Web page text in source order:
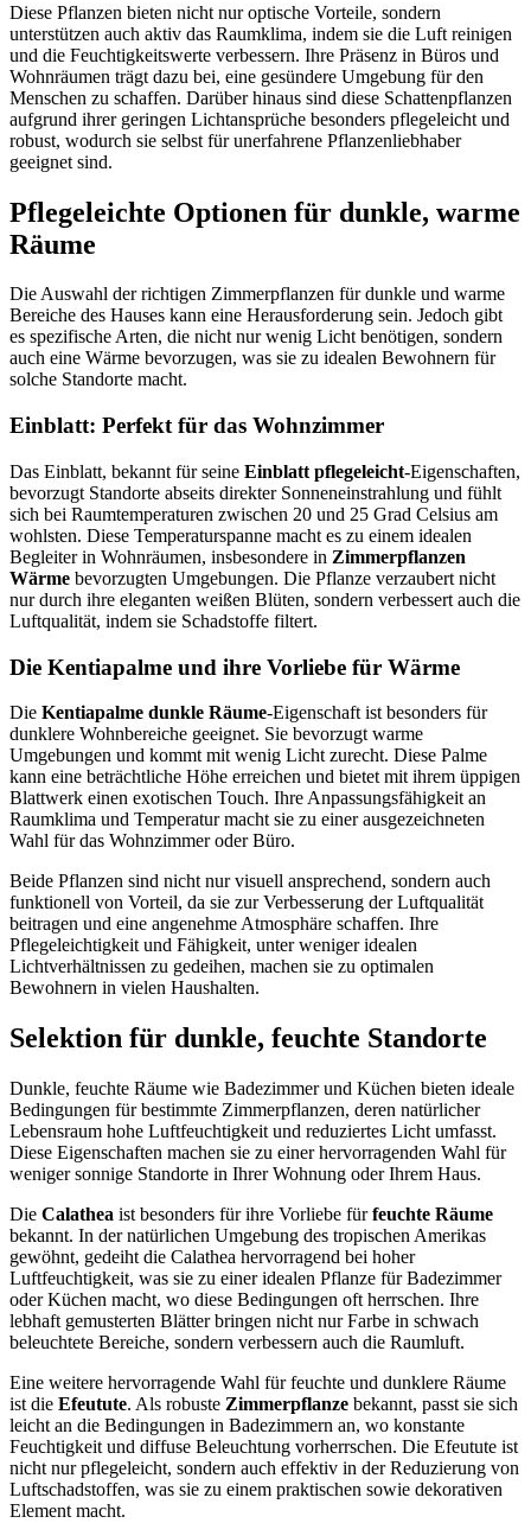
Diese Pflanzen bieten nicht nur optische Vorteile, sondern
unterstützen auch aktiv das Raumklima, indem sie die Luft reinigen
und die Feuchtigkeitswerte verbessern. Ihre Präsenz in Büros und
Wohnräumen trägt dazu bei, eine gesündere Umgebung für den
Menschen zu schaffen. Darüber hinaus sind diese Schattenpflanzen
aufgrund ihrer geringen Lichtansprüche besonders pflegeleicht und
robust, wodurch sie selbst für unerfahrene Pflanzenliebhaber
geeignet sind.
Pflegeleichte Optionen für dunkle, warme
Räume
Die Auswahl der richtigen Zimmerpflanzen für dunkle und warme
Bereiche des Hauses kann eine Herausforderung sein. Jedoch gibt
es spezifische Arten, die nicht nur wenig Licht benötigen, sondern
auch eine Wärme bevorzugen, was sie zu idealen Bewohnern für
solche Standorte macht.
Einblatt: Perfekt für das Wohnzimmer
Das Einblatt, bekannt für seine Einblatt pflegeleicht-Eigenschaften,
bevorzugt Standorte abseits direkter Sonneneinstrahlung und fühlt
sich bei Raumtemperaturen zwischen 20 und 25 Grad Celsius am
wohlsten. Diese Temperaturspanne macht es zu einem idealen
Begleiter in Wohnräumen, insbesondere in Zimmerpflanzen
Wärme bevorzugten Umgebungen. Die Pflanze verzaubert nicht
nur durch ihre eleganten weißen Blüten, sondern verbessert auch die
Luftqualität, indem sie Schadstoffe filtert.
Die Kentiapalme und ihre Vorliebe für Wärme
Die Kentiapalme dunkle Räume-Eigenschaft ist besonders für
dunklere Wohnbereiche geeignet. Sie bevorzugt warme
Umgebungen und kommt mit wenig Licht zurecht. Diese Palme
kann eine beträchtliche Höhe erreichen und bietet mit ihrem üppigen
Blattwerk einen exotischen Touch. Ihre Anpassungsfähigkeit an
Raumklima und Temperatur macht sie zu einer ausgezeichneten
Wahl für das Wohnzimmer oder Büro.
Beide Pflanzen sind nicht nur visuell ansprechend, sondern auch
funktionell von Vorteil, da sie zur Verbesserung der Luftqualität
beitragen und eine angenehme Atmosphäre schaffen. Ihre
Pflegeleichtigkeit und Fähigkeit, unter weniger idealen
Lichtverhältnissen zu gedeihen, machen sie zu optimalen
Bewohnern in vielen Haushalten.
Selektion für dunkle, feuchte Standorte
Dunkle, feuchte Räume wie Badezimmer und Küchen bieten ideale
Bedingungen für bestimmte Zimmerpflanzen, deren natürlicher
Lebensraum hohe Luftfeuchtigkeit und reduziertes Licht umfasst.
Diese Eigenschaften machen sie zu einer hervorragenden Wahl für
weniger sonnige Standorte in Ihrer Wohnung oder Ihrem Haus.
Die Calathea ist besonders für ihre Vorliebe fürfeuchte Räume
bekannt. In der natürlichen Umgebung des tropischen Amerikas
gewöhnt, gedeiht die Calathea hervorragend bei hoher
Luftfeuchtigkeit, was sie zu einer idealen Pflanze für Badezimmer
oder Küchen macht, wo diese Bedingungen oft herrschen. Ihre
lebhaft gemusterten Blätter bringen nicht nur Farbe in schwach
beleuchtete Bereiche, sondern verbessern auch die Raumluft.
Eine weitere hervorragende Wahl für feuchte und dunklere Räume
ist die Efeutute. Als robuste Zimmerpflanze bekannt, passt sie sich
leicht an die Bedingungen in Badezimmern an, wo konstante
Feuchtigkeit und diffuse Beleuchtung vorherrschen. Die Efeutute ist
nicht nur pflegeleicht, sondern auch effektiv in der Reduzierung von
Luftschadstoffen, was sie zu einem praktischen sowie dekorativen
Element macht.